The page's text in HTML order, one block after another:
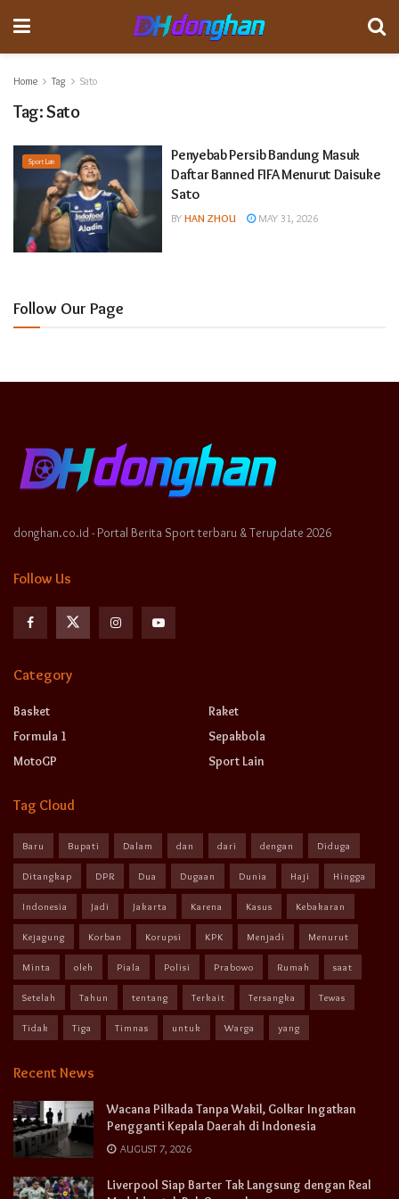
Home Tag Sato
Tag:Sato
Sport Lain
Penyebab Persib Bandung Masuk
Daftar Banned FIFA Menurut Daisuke
Sato
BY HAN ZHOU MAY 31, 2026
Follow Our Page
donghan.co.id - Portal Berita Sport terbaru & Terupdate 2026
Follow Us
Category
Basket
Formula 1
MotoGP
Raket
Sepakbola
Sport Lain
Tag Cloud
Baru Bupati Dalam dan dari dengan Diduga
Ditangkap DPR Dua Dugaan Dunia Haji Hingga
Indonesia Jadi Jakarta Karena Kasus Kebakaran
Kejagung Korban Korupsi KPK Menjadi Menurut
Minta oleh Piala Polisi Prabowo Rumah saat
Setelah Tahun tentang Terkait Tersangka Tewas
Tidak Tiga Timnas untuk Warga yang
Recent News
Wacana Pilkada Tanpa Wakil, Golkar Ingatkan
Pengganti Kepala Daerah di Indonesia
AUGUST 7, 2026
Liverpool Siap Barter Tak Langsung dengan Real